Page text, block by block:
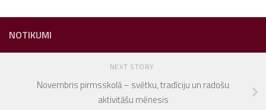
NOTIKUMI
NEXT STORY
Novembris pirmsskolā – svētku, tradīciju un radošu
aktivitāšu mēnesis